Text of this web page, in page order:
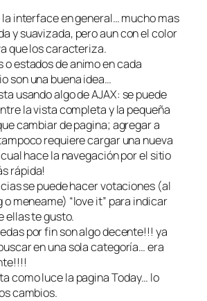
la interface en general… mucho mas
y suavizada, pero aun con el color
que los caracteriza.
oestados de animoen cada
son una buena idea…
usando algo de AJAX: se puede
la vista completa y la pequeña
cambiar de pagina; agregar a
requiere cargar una nueva
hace la navegación por el sitio
rápida!
se puede hacer votaciones (al
o meneame) “love it” para indicar
ellas te gusto.
por fin son algo decente!!! ya
en una sola categoría… era
como luce la paginaToday… lo
cambios.